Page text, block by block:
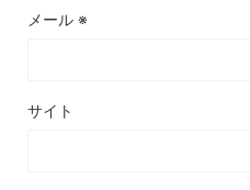
メール ※
サイト